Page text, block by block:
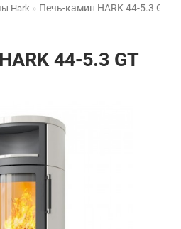
Hark Печь-камин HARK 44-5.3 GT
44-5.3 GT